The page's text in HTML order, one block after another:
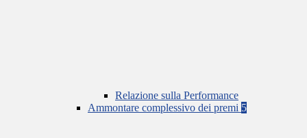
Relazione sulla Performance
Ammontare complessivo dei premi 5